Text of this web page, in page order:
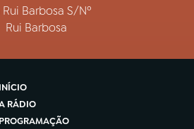
Rui Barbosa S/Nº
Rui Barbosa
INÍCIO
RÁDIO
PROGRAMAÇÃO